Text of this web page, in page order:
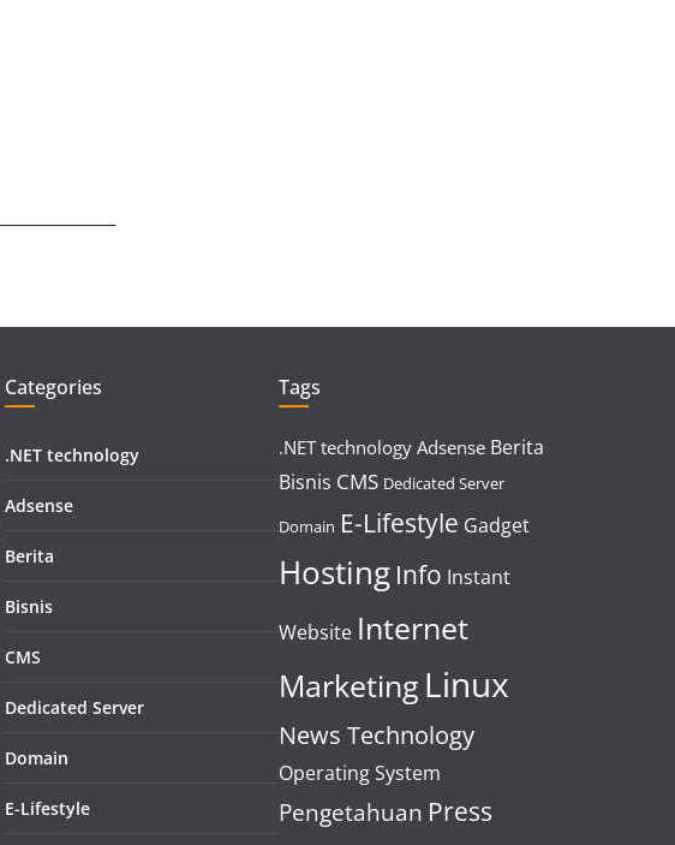
Categories
.NET technology
Adsense
Berita
Bisnis
CMS
Dedicated Server
Domain
E-Lifestyle
Tags
.NET technology Adsense Berita
Bisnis CMS Dedicated Server
Domain E-Lifestyle Gadget
Hosting Info Instant
Website Internet
Marketing Linux
News Technology
Operating System
Pengetahuan Press